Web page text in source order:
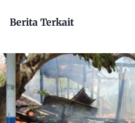
Berita Terkait